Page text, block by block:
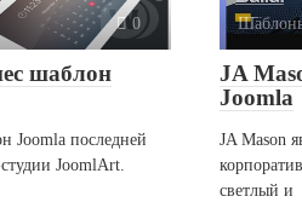
0
шаблон
Joomla последней
JoomlArt.
JA
Joomla
JA Mason
светлый и